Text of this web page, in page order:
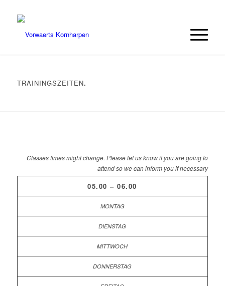
TRAININGSZEITEN.
Classes times might change. Please let us know if you are going to
attend so we can inform you if necessary
05.00 – 06.00